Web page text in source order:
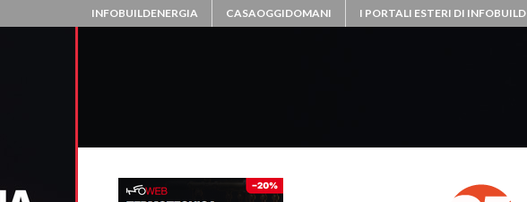
INFOBUILDENERGIA CASAOGGIDOMANI I PORTALI ESTERI DI INFOBUILD